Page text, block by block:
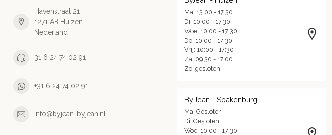
Havenstraat 21
1271 AB Huizen
Nederland
31 6 24 74 02 91
+31 6 24 74 02 91
info@byjean-byjean.nl
Ma: 13:00 - 17:30
Di: 10:00 - 17:30
Woe: 10:00 - 17:30
Do: 10:00 - 17:30
Vrij: 10:00 - 17:30
Za: 09:30 - 17:00
Zo: gesloten
By Jean - Spakenburg
Ma: Gesloten
Di: Gesloten
Woe: 10:00 - 17:30